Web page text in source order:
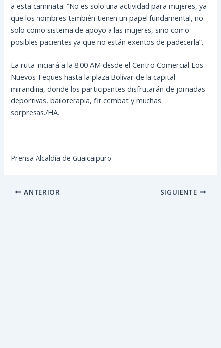
a esta caminata. “No es solo una actividad para mujeres, ya
que los hombres también tienen un papel fundamental, no
solo como sistema de apoyo a las mujeres, sino como
posibles pacientes ya que no están exentos de padecerla”.
La ruta iniciará a la 8:00 AM desde el Centro Comercial Los
Nuevos Teques hasta la plaza Bolívar de la capital
mirandina, donde los participantes disfrutarán de jornadas
deportivas, bailoterapia, fit combat y muchas
sorpresas./HA.
Prensa Alcaldía de Guaicaipuro
ANTERIOR SIGUIENTE